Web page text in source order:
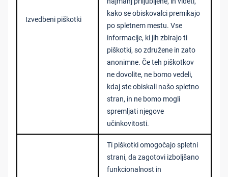
Izvedbeni piškotki
kako se obiskovalci premikajo
po spletnem mestu. Vse
informacije, ki jih zbirajo ti
piškotki, so združene in zato
anonimne. Če teh piškotkov
ne dovolite, ne bomo vedeli,
kdaj ste obiskali našo spletno
stran, in ne bomo mogli
spremljati njegove
učinkovitosti.
Ti piškotki omogočajo spletni
strani, da zagotovi izboljšano
funkcionalnost in